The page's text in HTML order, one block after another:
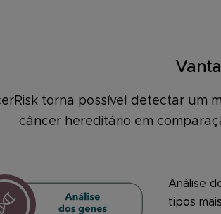
torna possível detectar um
câncer hereditário em
Análise
tipos